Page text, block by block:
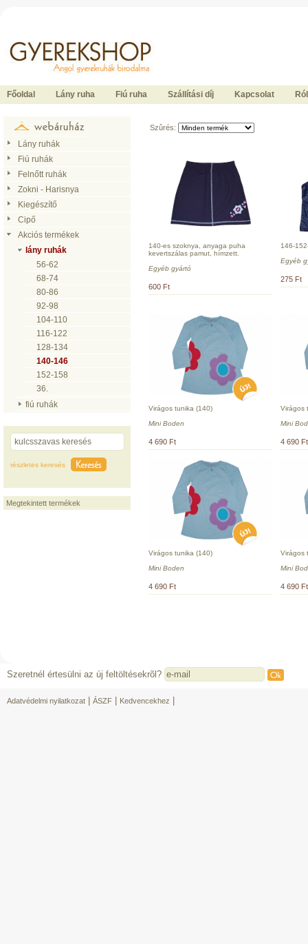
Főoldal Lány ruha Fiú ruha Szállítási díj Kapcsolat
Lány ruhák
Fiú ruhák
Felnőtt ruhák
Zokni - Harisnya
Kiegészítő
Cipő
Akciós termékek
lány ruhák
56-62
68-74
80-86
92-98
104-110
116-122
128-134
140-146
152-158
36.
fiú ruhák
részletes keresés
Megtekintett termékek
Szûrés:
140-es szoknya, anyaga puha
kevertszálas pamut, hímzett.
Egyéb gyártó
600 Ft
146-
Egyéb
275 Ft
Virágos tunika (140)
Mini Boden
4 690 Ft
Virágos
Mini
4 690 Ft
Virágos tunika (140)
Mini Boden
4 690 Ft
Virágos
Mini
4 690 Ft
Szeretnél értesülni az új feltöltésekrõl?
Adatvédelmi nyilatkozat ÁSZF Kedvencekhez